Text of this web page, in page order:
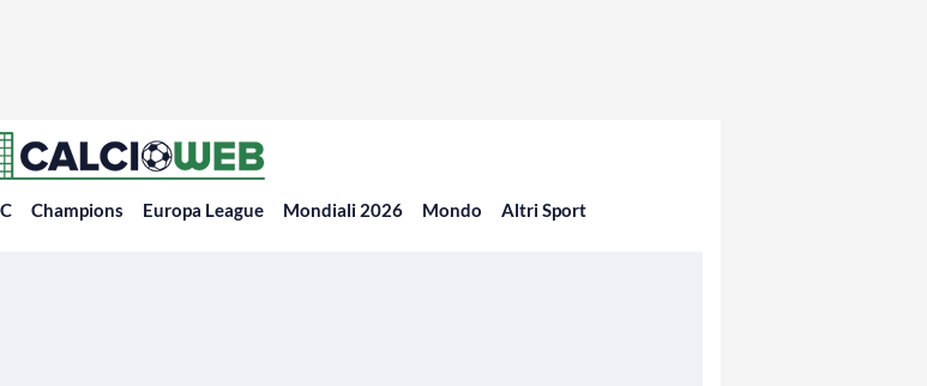
Champions Europa League Mondiali 2026 Mondo Altri Sport